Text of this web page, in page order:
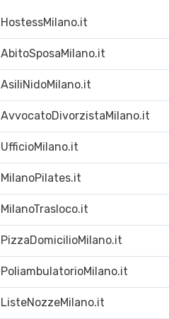
HostessMilano.it
AbitoSposaMilano.it
AsiliNidoMilano.it
AvvocatoDivorzistaMilano.it
UfficioMilano.it
MilanoPilates.it
MilanoTrasloco.it
PizzaDomicilioMilano.it
PoliambulatorioMilano.it
ListeNozzeMilano.it